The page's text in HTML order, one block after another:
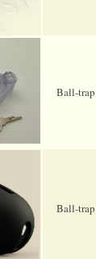
Ball-trap
Ball-trap